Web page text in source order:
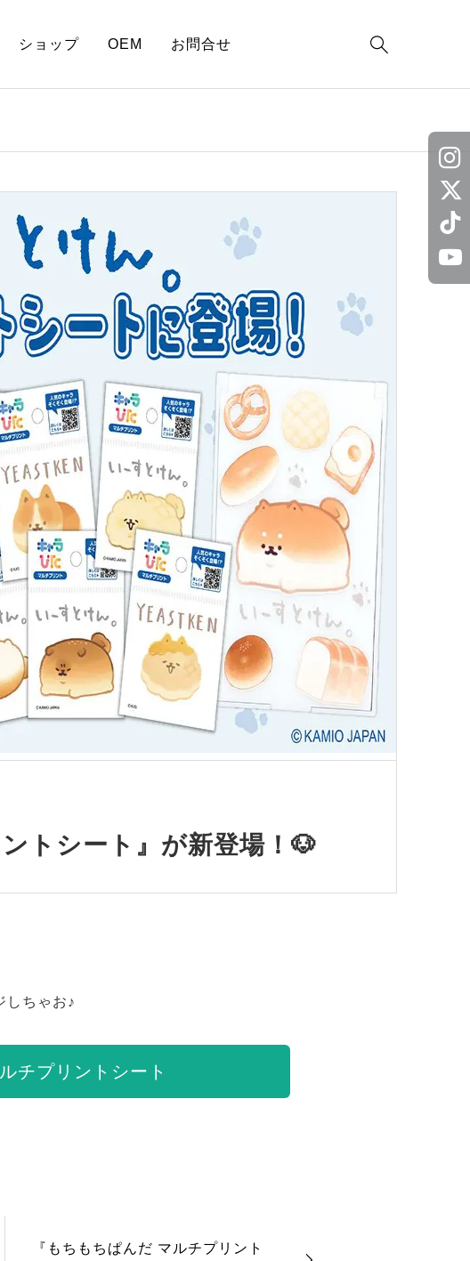
ショップ OEM お問合せ 
トシート』が新登場！🐶
しちゃお♪
チプリントシート
『もちもちぱんだ マルチプリント